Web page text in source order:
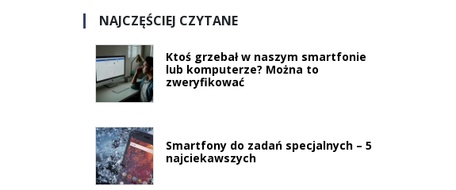
NAJCZĘŚCIEJ CZYTANE
Ktoś grzebał w naszym smartfonie
lub komputerze? Można to
zweryfikować
Smartfony do zadań specjalnych – 5
najciekawszych